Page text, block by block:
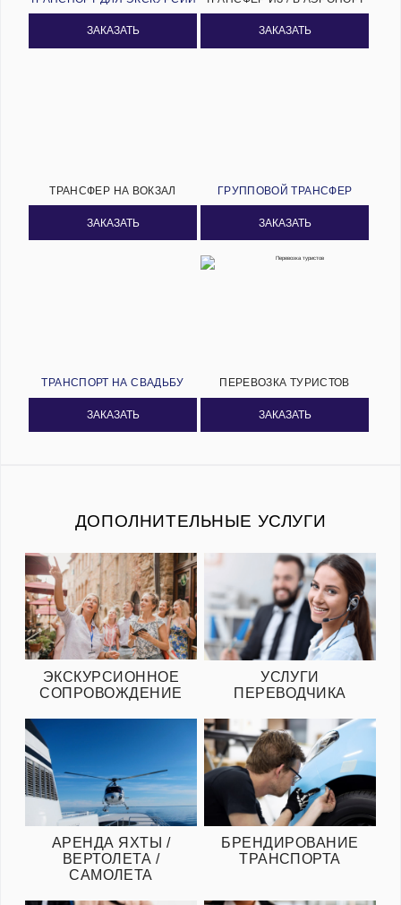
ЗАКАЗАТЬ ЗАКАЗАТЬ
ТРАНСФЕР НА ВОКЗАЛ
ЗАКАЗАТЬ
ГРУППОВОЙ ТРАНСФЕР
ЗАКАЗАТЬ
ТРАНСПОРТ НА СВАДЬБУ
ЗАКАЗАТЬ
ПЕРЕВОЗКА ТУРИСТОВ
ЗАКАЗАТЬ
ДОПОЛНИТЕЛЬНЫЕ УСЛУГИ
ЭКСКУРСИОННОЕ
СОПРОВОЖДЕНИЕ
УСЛУГИ
ПЕРЕВОДЧИКА
АРЕНДА ЯХТЫ /
ВЕРТОЛЕТА /
САМОЛЕТА
БРЕНДИРОВАНИЕ
ТРАНСПОРТА